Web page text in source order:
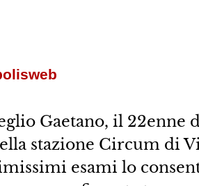
Gaetano, il 22enne
stazione Circum di
esami lo